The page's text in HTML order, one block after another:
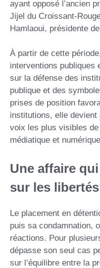
ayant opposé l’ancien
Jijel du Croissant-
Hamlaoui, présidente
À partir de cette
interventions publiques
sur la défense des
publique et des
prises de position
institutions, elle devient
voix les plus visibles de
médiatique et
Une affaire
sur les libertés
Le placement en
puis sa condamnation,
réactions. Pour
dépasse son seul cas
sur l’équilibre entre la